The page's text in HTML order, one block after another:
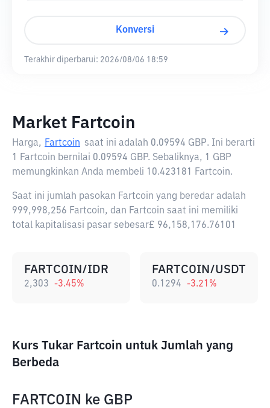
Konversi
Terakhir diperbarui: 2026/08/06 18:59
Market Fartcoin
Harga, Fartcoin saat ini adalah 0.09594 GBP. Ini berarti
1 Fartcoin bernilai 0.09594 GBP. Sebaliknya, 1 GBP
memungkinkan Anda membeli 10.423181 Fartcoin.
Saat ini jumlah pasokan Fartcoin yang beredar adalah
999,998,256 Fartcoin, dan Fartcoin saat ini memiliki
total kapitalisasi pasar sebesar£ 96,158,176.76101
FARTCOIN/IDR
2,303 -3.45%
FARTCOIN/USDT
0.1294 -3.21 %
Kurs Tukar Fartcoin untuk Jumlah yang
Berbeda
FARTCOIN ke GBP